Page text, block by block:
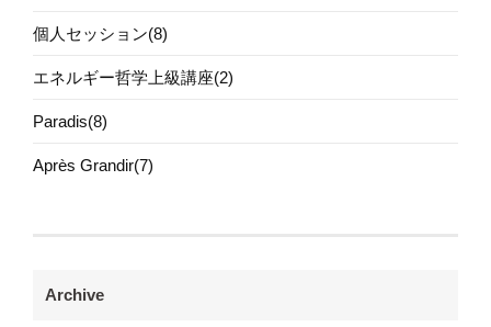
個人セッション(8)
エネルギー哲学上級講座(2)
Paradis(8)
Après Grandir(7)
Archive